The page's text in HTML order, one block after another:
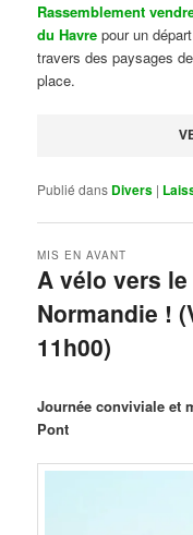
Rassemblement
du Havre pour un
travers des paysages
place.
Publié dans Divers |
A vélo vers
Normandie !
11h00)
MIS EN AVANT
Journée conviviale et
Pont